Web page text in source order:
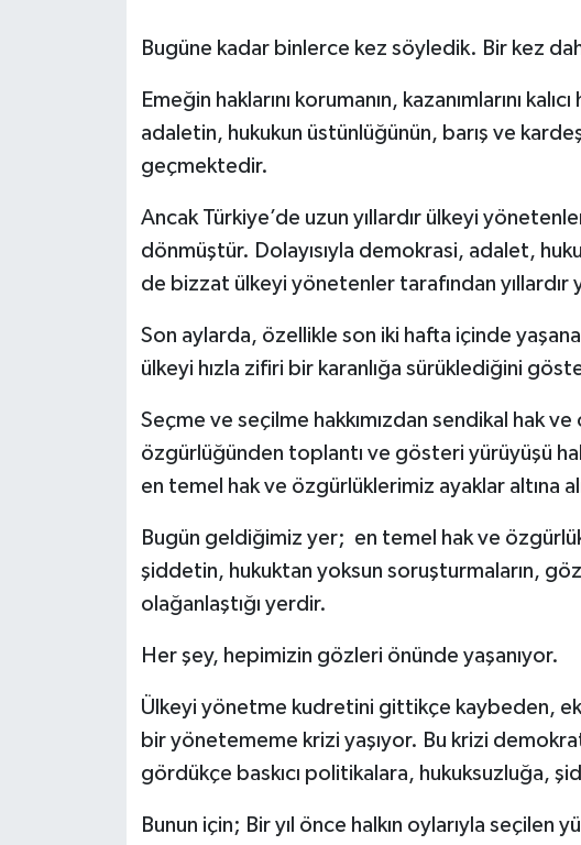
Bugüne kadar binlerce kez söyledik. Bir kez
Emeğin haklarını korumanın, kazanımlarını
adaletin, hukukun üstünlüğünün, barış ve
geçmektedir.
Ancak Türkiye’de uzun yıllardır ülkeyi
dönmüştür. Dolayısıyla demokrasi, adalet,
de bizzat ülkeyi yönetenler tarafından yıllardır
Son aylarda, özellikle son iki hafta içinde
ülkeyi hızla zifiri bir karanlığa sürüklediğini
Seçme ve seçilme hakkımızdan sendikal hak
özgürlüğünden toplantı ve gösteri yürüyüşü
en temel hak ve özgürlüklerimiz ayaklar altına
Bugün geldiğimiz yer; en temel hak ve
şiddetin, hukuktan yoksun soruşturmaların,
olağanlaştığı yerdir.
Her şey, hepimizin gözleri önünde yaşanıyor.
Ülkeyi yönetme kudretini gittikçe kaybeden,
bir yönetememe krizi yaşıyor. Bu krizi
gördükçe baskıcı politikalara, hukuksuzluğa,
Bunun için; Bir yıl önce halkın oylarıyla seçilen